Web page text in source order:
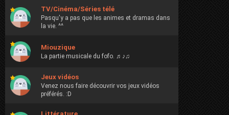
TV/Cinéma/Séries télé
Pasqu'y a pas que les animes et dramas dans
la vie. ^^
Miouzique
La partie musicale du fofo. ♬♪♫
Jeux vidéos
Venez nous faire découvrir vos jeux vidéos
préférés. :D